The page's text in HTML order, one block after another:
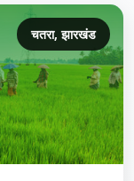
चतरा, झारखंड